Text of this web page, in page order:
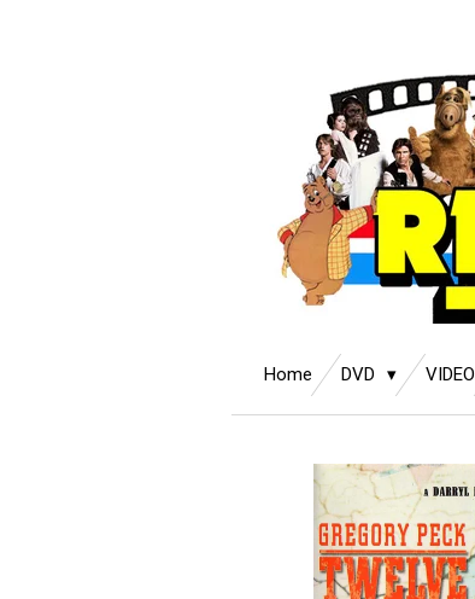
Home DVD VIDEO